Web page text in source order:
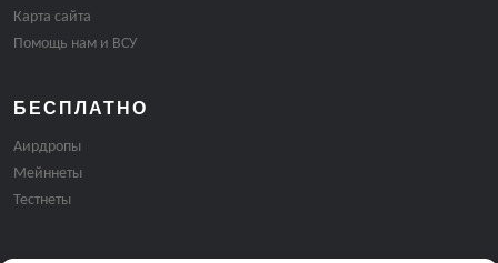
Карта сайта
Помощь нам и ВСУ
БЕСПЛАТНО
Аирдропы
Мейннеты
Тестнеты